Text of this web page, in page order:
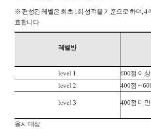
※ 편성된 레벨은 최초 1회 성적을 기준으로 하며, 4
효합니다
레벨반
level 1 600점 이상
level 2
400점~
level 3 400점 미만
응시 대상